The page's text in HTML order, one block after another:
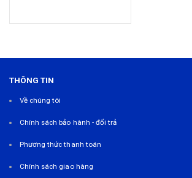
THÔNG TIN
Về chúng tôi
Chính sách bảo hành - đổi trả
Phương thức thanh toán
Chính sách giao hàng